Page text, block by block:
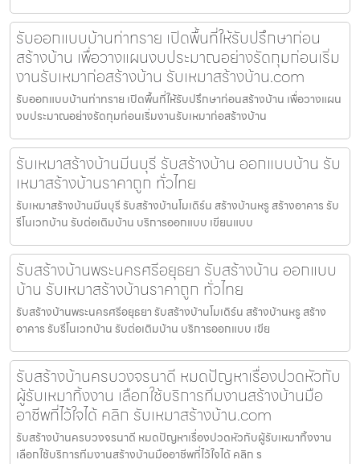
รับออกแบบบ้านท่าทราย เปิดพื้นที่ให้รับปรึกษาก่อน
สร้างบ้าน เพื่อวางแผนงบประมาณอย่างรัดกุมก่อนเริ่ม
งานรับเหมาก่อสร้างบ้าน รับเหมาสร้างบ้าน.com
รับออกแบบบ้านท่าทราย เปิดพื้นที่ให้รับปรึกษาก่อนสร้างบ้าน เพื่อวางแผน
งบประมาณอย่างรัดกุมก่อนเริ่มงานรับเหมาก่อสร้างบ้าน
รับเหมาสร้างบ้านมีนบุรี รับสร้างบ้าน ออกแบบบ้าน รับ
เหมาสร้างบ้านราคาถูก ทั่วไทย
รับเหมาสร้างบ้านมีนบุรี รับสร้างบ้านโมเดิร์น สร้างบ้านหรู สร้างอาคาร รับ
รีโนเวทบ้าน รับต่อเติมบ้าน บริการออกแบบ เขียนแบบ
รับสร้างบ้านพระนครศรีอยุธยา รับสร้างบ้าน ออกแบบ
บ้าน รับเหมาสร้างบ้านราคาถูก ทั่วไทย
รับสร้างบ้านพระนครศรีอยุธยา รับสร้างบ้านโมเดิร์น สร้างบ้านหรู สร้าง
อาคาร รับรีโนเวทบ้าน รับต่อเติมบ้าน บริการออกแบบ เขีย
รับสร้างบ้านครบวงจรนาดี หมดปัญหาเรื่องปวดหัวกับ
ผู้รับเหมาทิ้งงาน เลือกใช้บริการทีมงานสร้างบ้านมือ
อาชีพที่ไว้ใจได้ คลิก รับเหมาสร้างบ้าน.com
รับสร้างบ้านครบวงจรนาดี หมดปัญหาเรื่องปวดหัวกับผู้รับเหมาทิ้งงาน
เลือกใช้บริการทีมงานสร้างบ้านมืออาชีพที่ไว้ใจได้ คลิก ร